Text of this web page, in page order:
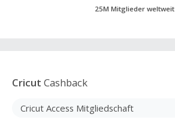
25M Mitglieder weltweit
Cricut Cashback
Cricut Access Mitgliedschaft